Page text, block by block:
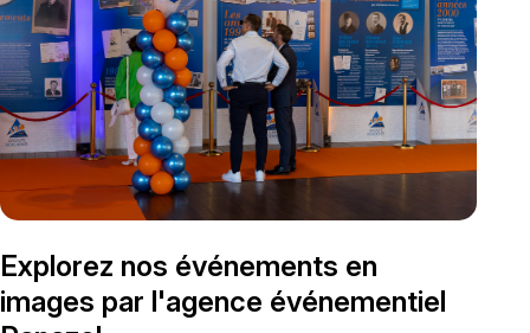
Explorez nos événements en
images par l'agence événementiel